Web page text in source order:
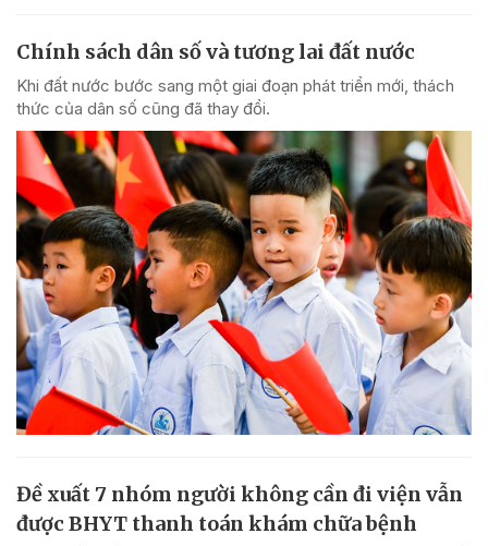
Chính sách dân số và tương lai đất nước
Khi đất nước bước sang một giai đoạn phát triển mới, thách
thức của dân số cũng đã thay đổi.
Đề xuất 7 nhóm người không cần đi viện vẫn
được BHYT thanh toán khám chữa bệnh